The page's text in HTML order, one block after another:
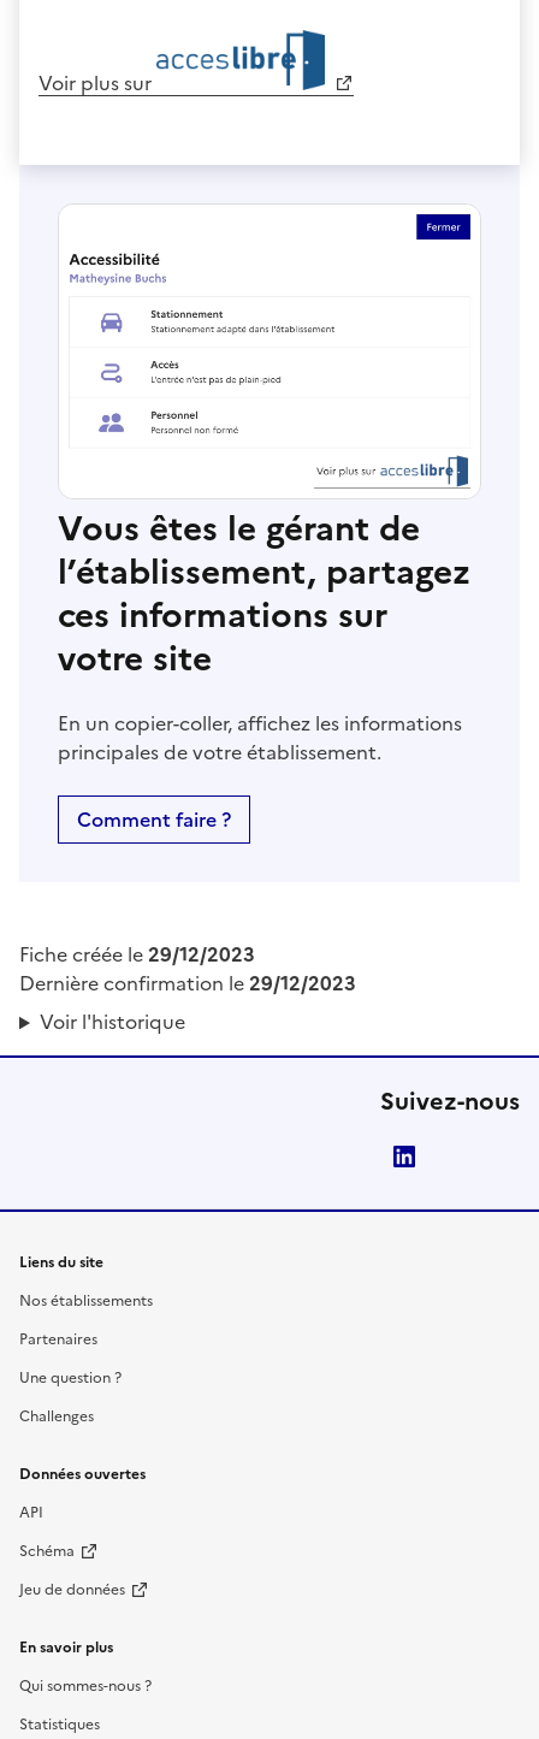
Voir plus sur
Vous êtes le gérant de
l’établissement, partagez
ces informations sur
votre site
En un copier-coller, affichez les informations
principales de votre établissement.
Comment faire ?
Fiche créée le29/12/2023
Dernière confirmation le29/12/2023
Voir l'historique
Suivez-nous
Liens du site
Nos établissements
Partenaires
Une question ?
Challenges
Données ouvertes
API
Schéma
Jeu de données
En savoir plus
Qui sommes-nous ?
Statistiques